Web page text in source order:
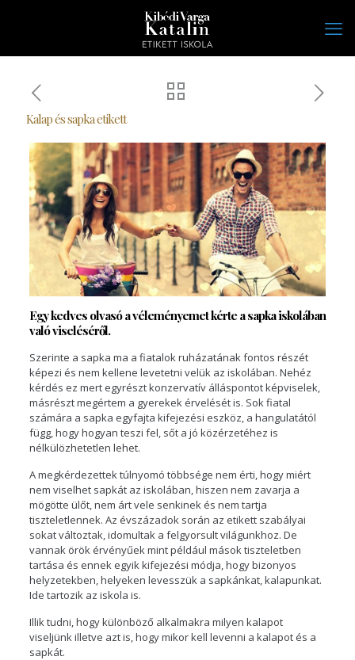
Kalap és sapka etikett
Egy kedves olvasó a véleményemet kérte a sapka iskolában
való viseléséről.
Szerinte a sapka ma a fiatalok ruházatának fontos részét
képezi és nem kellene levetetni velük az iskolában. Nehéz
kérdés ez mert egyrészt konzervatív álláspontot képviselek,
másrészt megértem a gyerekek érvelését is. Sok fiatal
számára a sapka egyfajta kifejezési eszköz, a hangulatától
függ, hogy hogyan teszi fel, sőt a jó közérzetéhez is
nélkülözhetetlen lehet.
A megkérdezettek túlnyomó többsége nem érti, hogy miért
nem viselhet sapkát az iskolában, hiszen nem zavarja a
mögötte ülőt, nem árt vele senkinek és nem tartja
tiszteletlennek. Az évszázadok során az etikett szabályai
sokat változtak, idomultak a felgyorsult világunkhoz. De
vannak örök érvényűek mint például mások tiszteletben
tartása és ennek egyik kifejezési módja, hogy bizonyos
helyzetekben, helyeken levesszük a sapkánkat, kalapunkat.
Ide tartozik az iskola is.
Illik tudni, hogy különböző alkalmakra milyen kalapot
viseljünk illetve azt is, hogy mikor kell levenni a kalapot és a
sapkát.